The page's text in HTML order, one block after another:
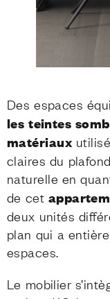
Des espaces
les teintes
matériaux
claires du
naturelle en
de cet
deux unités
plan qui a
espaces.
Le mobilier